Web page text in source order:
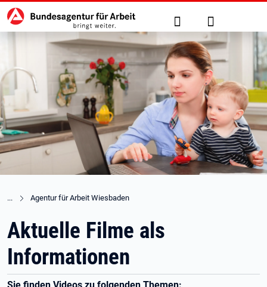
zu den Hauptinhalten springen
Hauptnavigation Suche Anmelden
Agentur für Arbeit Wiesbaden
Aktuelle Filme als
Informationen